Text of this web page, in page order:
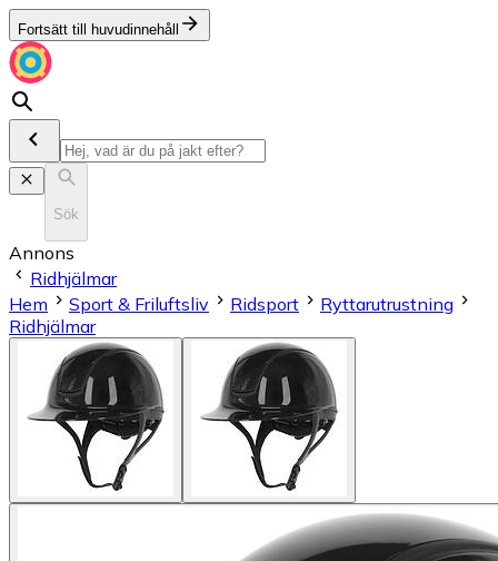
Fortsätt till huvudinnehåll
Sök
Annons
Ridhjälmar
Hem
Sport & Friluftsliv Ridsport
Ryttarutrustning
Ridhjälmar